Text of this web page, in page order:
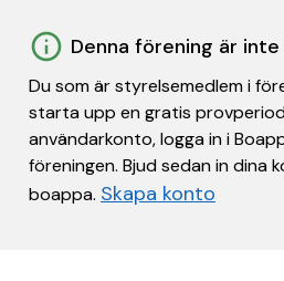
Denna förening är
Du som är styrelsemedlem i
starta upp en gratis
användarkonto, logga in i
föreningen. Bjud sedan in dina
boappa. Skapa konto